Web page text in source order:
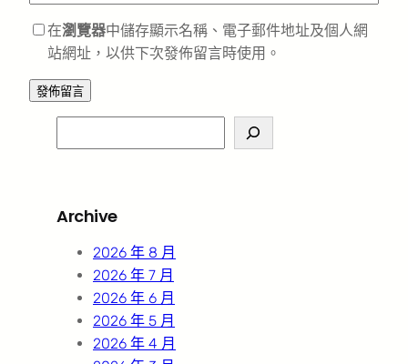
在瀏覽器中儲存顯示名稱、電子郵件地址及個人網
站網址，以供下次發佈留言時使用。
e
c
Archive
2026 年 8 月
2026 年 7 月
2026 年 6 月
2026 年 5 月
2026 年 4 月